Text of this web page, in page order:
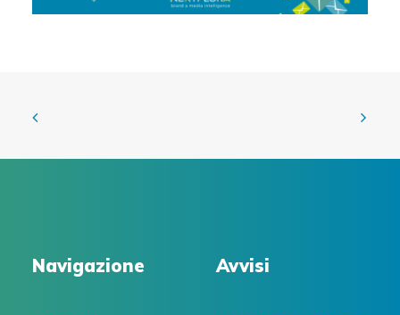
Navigazione Avvisi